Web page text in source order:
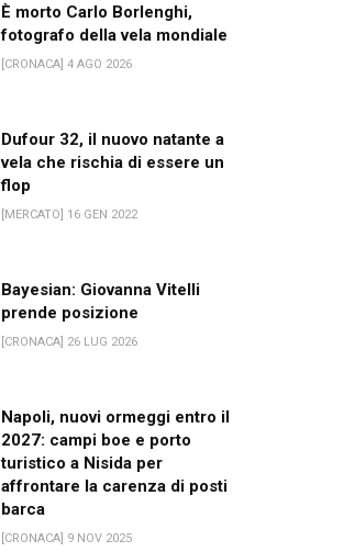
È morto Carlo Borlenghi,
fotografo della vela mondiale
[CRONACA] 4 AGO 2026
Dufour 32, il nuovo natante a
vela che rischia di essere un
flop
[MERCATO] 16 GEN 2022
Bayesian: Giovanna Vitelli
prende posizione
[CRONACA] 26 LUG 2026
Napoli, nuovi ormeggi entro il
2027: campi boe e porto
turistico a Nisida per
affrontare la carenza di posti
barca
[CRONACA] 9 NOV 2025